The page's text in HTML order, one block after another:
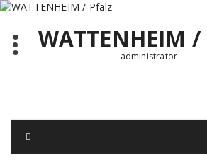
Zum
springenWATTENHEIM
administrator